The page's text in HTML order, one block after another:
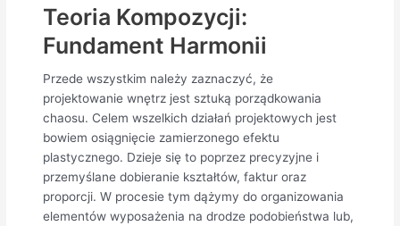
Teoria Kompozycji:
Fundament Harmonii
Przede wszystkim należy zaznaczyć, że
projektowanie wnętrz jest sztuką porządkowania
chaosu. Celem wszelkich działań projektowych jest
bowiem osiągnięcie zamierzonego efektu
plastycznego. Dzieje się to poprzez precyzyjne i
przemyślane dobieranie kształtów, faktur oraz
proporcji. W procesie tym dążymy do organizowania
elementów wyposażenia na drodze podobieństwa lub,